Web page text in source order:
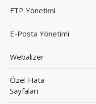
FTP Yönetimi
E-Posta Yönetimi
Webalizer
Özel Hata
Sayfaları